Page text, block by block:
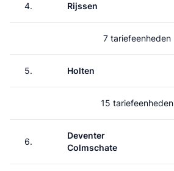
4. Rijssen
7 tariefeenheden
5. Holten
15 tariefeenheden
6.
Deventer
Colmschate